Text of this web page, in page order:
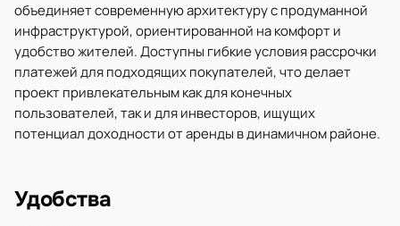
объединяет современную архитектуру с продуманной
инфраструктурой, ориентированной на комфорт и
удобство жителей. Доступны гибкие условия рассрочки
платежей для подходящих покупателей, что делает
проект привлекательным как для конечных
пользователей, так и для инвесторов, ищущих
потенциал доходности от аренды в динамичном районе.
Удобства